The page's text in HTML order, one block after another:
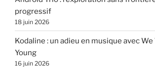
progressif
18 juin 2026
Kodaline : un adieu en musique avec
Young
16 juin 2026